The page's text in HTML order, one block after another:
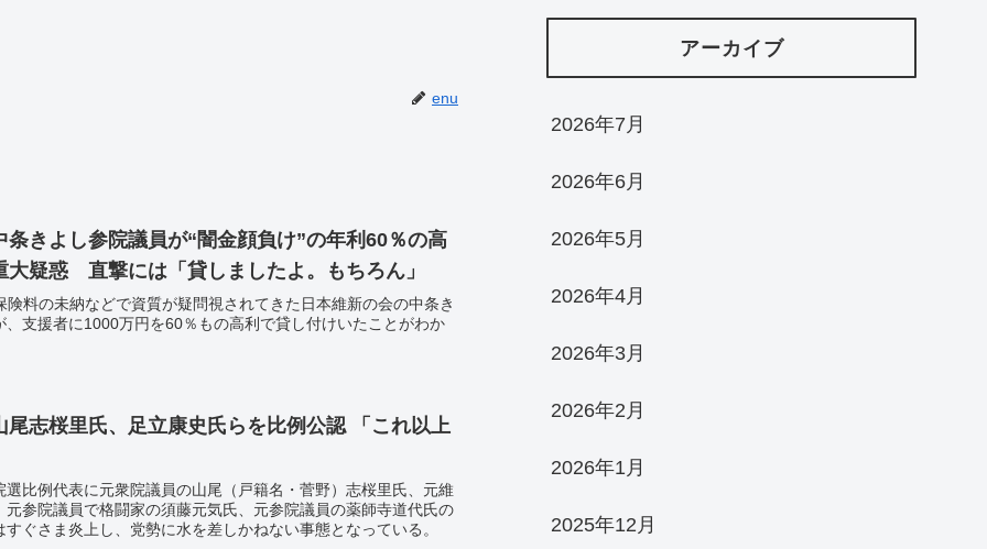
enu
きよし参院議員が“闇金顔負け”の年利60％の高
大疑惑 直撃には「貸しましたよ。もちろん」
険料の未納などで資質が疑問視されてきた日本維新の会の中条き
支援者に1000万円を60％もの高利で貸し付けいたことがわか
尾志桜里氏、足立康史氏らを比例公認 「これ以上
比例代表に元衆院議員の山尾（戸籍名・菅野）志桜里氏、元維
参院議員で格闘家の須藤元気氏、元参院議員の薬師寺道代氏の
ぐさま炎上し、党勢に水を差しかねない事態となっている。
アーカイブ
2026年7月
2026年6月
2026年5月
2026年4月
2026年3月
2026年2月
2026年1月
2025年12月